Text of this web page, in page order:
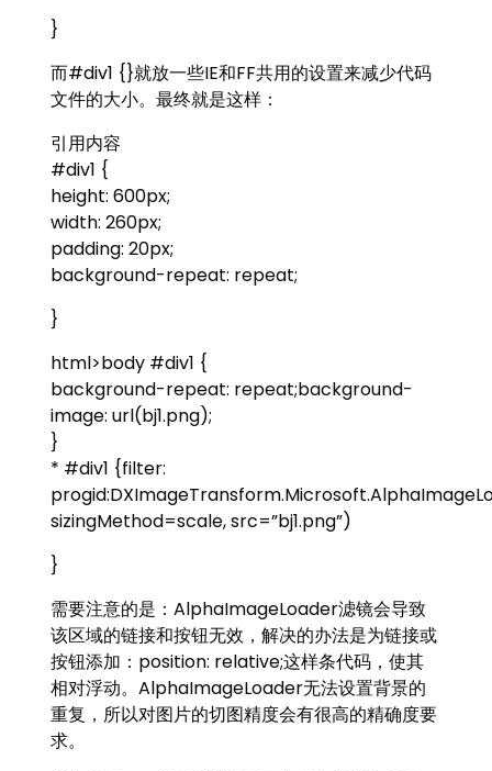
}
而#div1 {}就放一些IE和FF共用的设置来减少代码
文件的大小。最终就是这样：
引用内容
#div1 {
height: 600px;
width: 260px;
padding: 20px;
background-repeat: repeat;
}
html>body #div1 {
background-repeat: repeat;background-
image: url(bj1.png);
}
* #div1 {filter:
sizingMethod=scale, src=”bj1.png”)
}
需要注意的是：AlphaImageLoader滤镜会导致
该区域的链接和按钮无效，解决的办法是为链接或
按钮添加：position: relative;这样条代码，使其
相对浮动。AlphaImageLoader无法设置背景的
重复，所以对图片的切图精度会有很高的精确度要
求。